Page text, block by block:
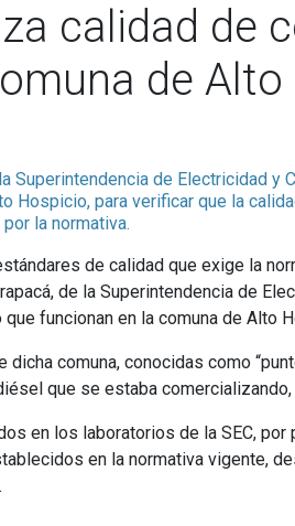
calidad de
de
Superintendencia de Electricidad y
Hospicio, para verificar que la
la normativa.
de calidad que exige la
de la Superintendencia de
funcionan en la comuna de Alto
comuna, conocidas como
que se estaba
en los laboratorios de la SEC,
en la normativa vigente,